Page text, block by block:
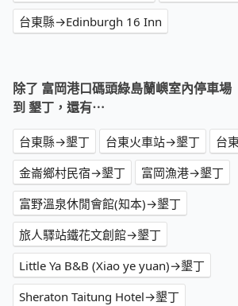
台東縣→Edinburgh 16 Inn
除了 富岡港口碼頭綠島蘭嶼室內停車場
到 墾丁，還有⋯
台東縣→墾丁 台東火車站→墾丁
台
金崙鄉村民宿→墾丁
富岡漁港→墾丁
富野溫泉休閒會館(知本)→墾丁
旅人驛站鐵花文創館→墾丁
Little Ya B&B (Xiao ye yuan)→墾丁
Sheraton Taitung Hotel→墾丁